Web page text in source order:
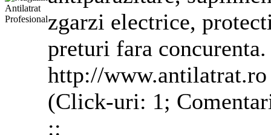
zgarzi electrice,
preturi fara concurenta.
http://www.antilatrat.ro
(Click-uri: 1;
::